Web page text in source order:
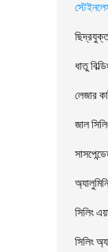
ধাতু
লেজার
জাল
সিলিং
সিলিং